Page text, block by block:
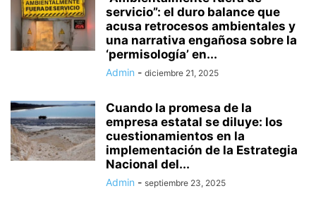
servicio”: el duro balance que
acusa retrocesos ambientales y
una narrativa engañosa sobre la
‘permisología’ en...
Admin - diciembre 21, 2025
Cuando la promesa de la
empresa estatal se diluye: los
cuestionamientos en la
implementación de la Estrategia
Nacional del...
Admin - septiembre 23, 2025